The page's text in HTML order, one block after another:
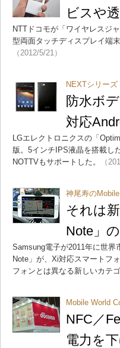
ビスや
NTTドコモが「ワイヤレスジ
型両面タッチディスプレイ端
（2012/5/21）
NEXTシリーズ
防水ボ
対応
LGエレクトロニクスの「
版。5インチIPS液晶を搭載し
NOTTVもサポートした。
（
神尾寿のMobile
それは
Note」
Samsung電子が2011年に世
Note」が、Xi対応スマートフ
フォンとは異なる新しいカテ
Mobile World
NFC／
電力を